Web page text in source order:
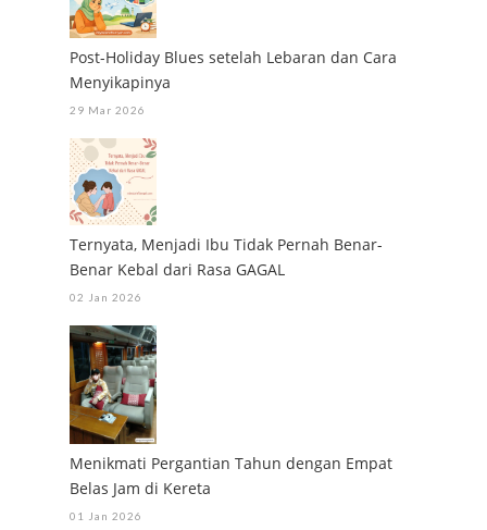
Post-Holiday Blues setelah Lebaran dan Cara
Menyikapinya
29 Mar 2026
Ternyata, Menjadi Ibu Tidak Pernah Benar-
Benar Kebal dari Rasa GAGAL
02 Jan 2026
Menikmati Pergantian Tahun dengan Empat
Belas Jam di Kereta
01 Jan 2026